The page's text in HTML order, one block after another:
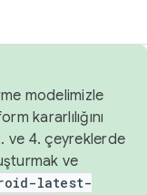
modelimizle
kararlılığını
ve 4. çeyreklerde
ve
latest-